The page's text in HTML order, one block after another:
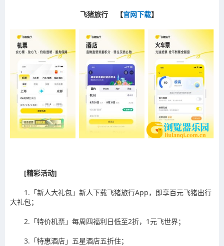
飞猪旅行 【官网下载】
[精彩活动]
1.「新人大礼包」新人下载飞猪旅行App，即享百元飞猪出行
大礼包；
2.「特价机票」每周四福利日低至2折，1元飞世界；
3.「特惠酒店」五星酒店五折住；